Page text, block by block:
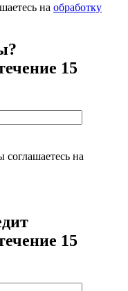
на обработку
15
на
15